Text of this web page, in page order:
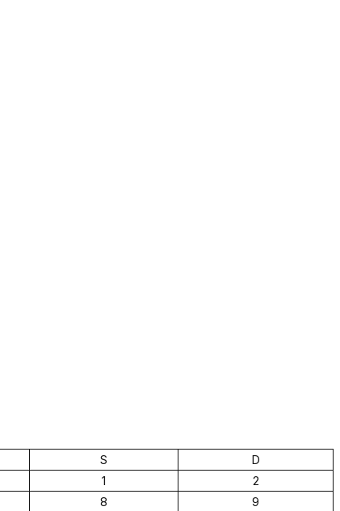
S
D
1
2
8
9